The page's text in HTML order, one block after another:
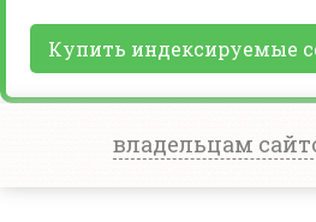
Купить индексируемые
владельцам